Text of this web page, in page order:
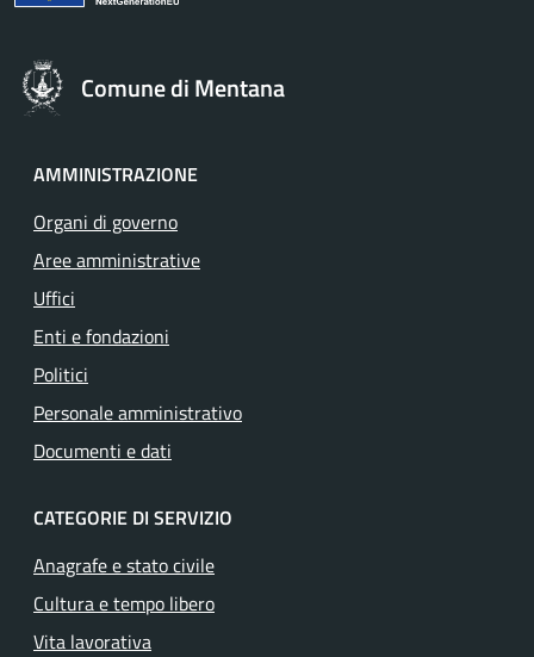
Comune di Mentana
AMMINISTRAZIONE
Organi di governo
Aree amministrative
Uffici
Enti e fondazioni
Politici
Personale amministrativo
Documenti e dati
CATEGORIE DI SERVIZIO
Anagrafe e stato civile
Cultura e tempo libero
Vita lavorativa